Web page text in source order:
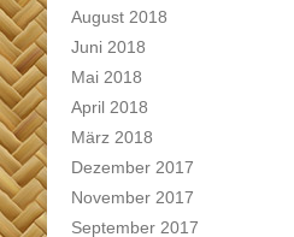
August 2018
Juni 2018
Mai 2018
April 2018
März 2018
Dezember 2017
November 2017
September 2017